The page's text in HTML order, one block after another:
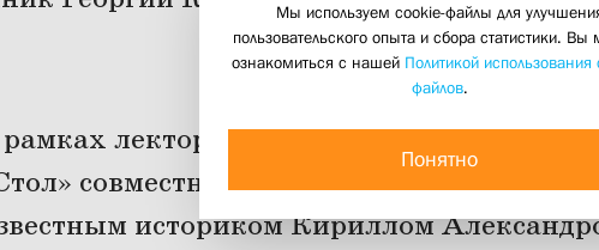
Кирилла
30 марта 2016
лектория «1917», который
совместно с клубом «Событие»,
историком Кириллом
Мы используем cookie-файлы для
пользовательского опыта и сбора статистики. Вы
ознакомиться с нашей Политикой использования
файлов.
Понятно